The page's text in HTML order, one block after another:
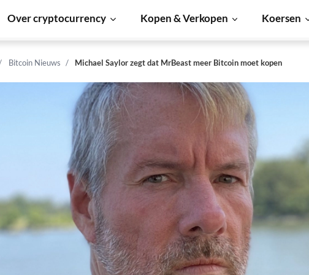
Over cryptocurrency Kopen & Verkopen Koersen
Bitcoin Nieuws Michael Saylor zegt dat MrBeast meer Bitcoin moet kopen